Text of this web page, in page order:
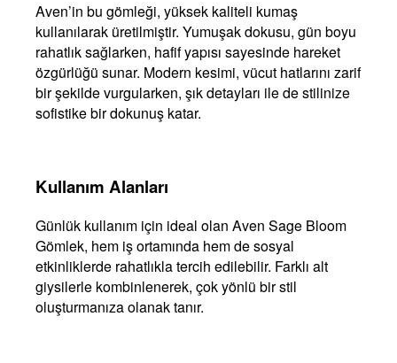
Aven’in bu gömleği, yüksek kaliteli kumaş
kullanılarak üretilmiştir. Yumuşak dokusu, gün boyu
rahatlık sağlarken, hafif yapısı sayesinde hareket
özgürlüğü sunar. Modern kesimi, vücut hatlarını zarif
bir şekilde vurgularken, şık detayları ile de stilinize
sofistike bir dokunuş katar.
Kullanım Alanları
Günlük kullanım için ideal olan Aven Sage Bloom
Gömlek, hem iş ortamında hem de sosyal
etkinliklerde rahatlıkla tercih edilebilir. Farklı alt
giysilerle kombinlenerek, çok yönlü bir stil
oluşturmanıza olanak tanır.